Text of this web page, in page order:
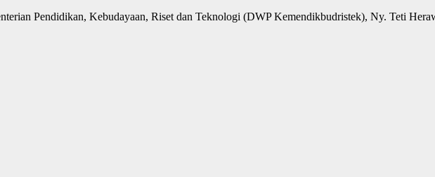
Pendidikan, Kebudayaan, Riset dan Teknologi (DWP Kemendikbudristek), Ny. Teti